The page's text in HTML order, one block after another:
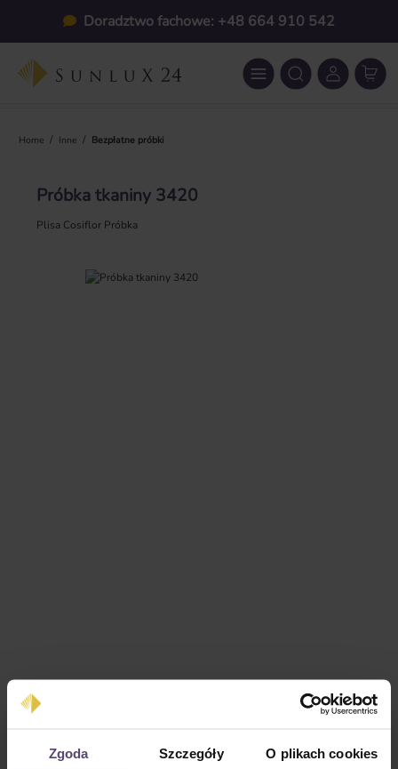
Zgoda Szczegóły O plikach cookies
Przejdź do głównej zawartościDoradztwo fachowe: +48 664 910 542
Home / Inne / Bezpłatne próbki
Próbka tkaniny 3420
Plisa Cosiflor Próbka
Pomiń galerię zdjęć